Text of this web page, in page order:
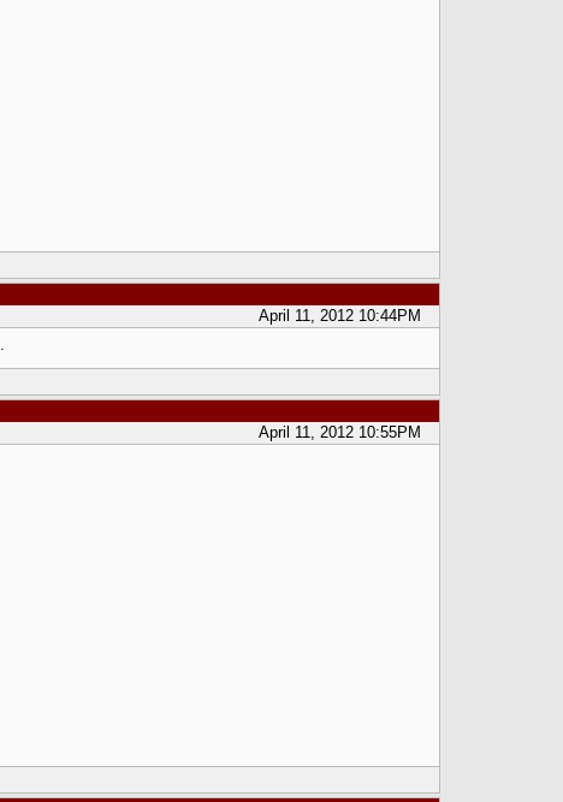
April 11, 2012 10:44PM
April 11, 2012 10:55PM